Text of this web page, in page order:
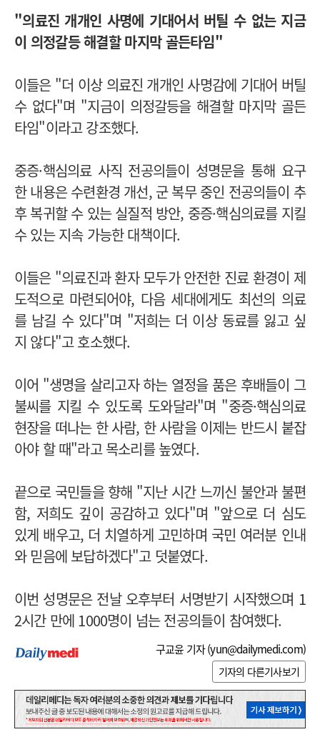
"의료진 개개인 사명에 기대어서 버틸 수 없는 지금
이 의정갈등 해결할 마지막 골든타임"
이들은 "더 이상 의료진 개개인 사명감에 기대어 버틸
수 없다"며 "지금이 의정갈등을 해결할 마지막 골든
타임"이라고 강조했다.
중증·핵심의료 사직 전공의들이 성명문을 통해 요구
한 내용은 수련환경 개선, 군 복무 중인 전공의들이 추
후 복귀할 수 있는 실질적 방안, 중증·핵심의료를 지킬
수 있는 지속 가능한 대책이다.
이들은 "의료진과 환자 모두가 안전한 진료 환경이 제
도적으로 마련되어야, 다음 세대에게도 최선의 의료
를 남길 수 있다"며 "저희는 더 이상 동료를 잃고 싶
지 않다"고 호소했다.
이어 "생명을 살리고자 하는 열정을 품은 후배들이 그
불씨를 지킬 수 있도록 도와달라"며 "중증·핵심의료
현장을 떠나는 한 사람, 한 사람을 이제는 반드시 붙잡
아야 할 때"라고 목소리를 높였다.
끝으로 국민들을 향해 "지난 시간 느끼신 불안과 불편
함, 저희도 깊이 공감하고 있다"며 "앞으로 더 심도
있게 배우고, 더 치열하게 고민하며 국민 여러분 인내
와 믿음에 보답하겠다"고 덧붙였다.
이번 성명문은 전날 오후부터 서명받기 시작했으며 1
2시간 만에 1000명이 넘는 전공의들이 참여했다.
구교윤 기자 (yun@dailymedi.com)
기자의 다른기사보기